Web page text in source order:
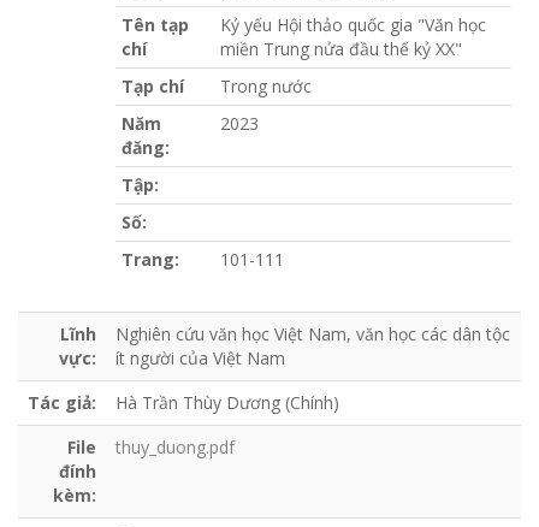
Tên tạp
chí
Kỷ yếu Hội thảo quốc gia "Văn học
miền Trung nửa đầu thế kỷ XX"
Tạp chí
Trong nước
Năm
đăng:
2023
Tập:
Số:
Trang:
101-111
Lĩnh
vực:
Nghiên cứu văn học Việt Nam, văn học các dân tộc
ít người của Việt Nam
Tác giả:
Hà Trần Thùy Dương (Chính)
File
đính
kèm:
thuy_duong.pdf